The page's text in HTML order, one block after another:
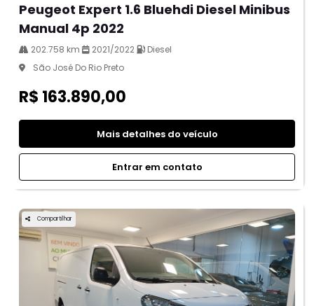
Peugeot Expert 1.6 Bluehdi Diesel Minibus
Manual 4p 2022
202.758 km 2021/2022
Diesel
São José Do Rio Preto
R$ 163.890,00
Mais detalhes do veículo
Entrar em contato
Compartilhar